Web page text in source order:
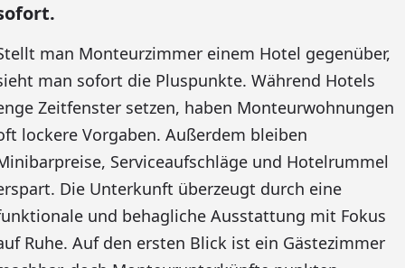
man Monteurzimmer einem Hotel gegenüber,
man sofort die Pluspunkte. Während Hotels
Zeitfenster setzen, haben Monteurwohnungen
lockere Vorgaben. Außerdem bleiben
Serviceaufschläge und Hotelrummel
Die Unterkunft überzeugt durch eine
und behagliche Ausstattung mit Fokus
Ruhe. Auf den ersten Blick ist ein Gästezimmer